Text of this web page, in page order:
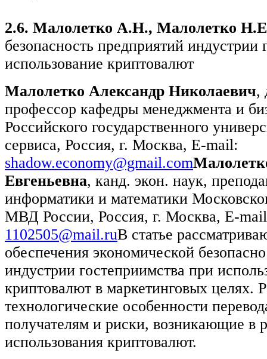
2.6. Малолетко А.Н., Малолетко
безопасность предприятий индустрии
использование криптовалют
Малолетко Александр Николаевич,
профессор кафедры менеджмента и
Российского государственного
сервиса, Россия, г. Москва, E-mail:
shadow.economy@gmail.com
Евгеньевна, канд. экон. наук,
информатики и математики
МВД России, Россия, г. Москва, E-
1102505@mail.ruВ статье
обеспечения экономической
индустрии гостеприимства при
криптовалют в маркетинговых целях.
технологические особенности
получателям и риски, возникающие в
использования криптовалют.